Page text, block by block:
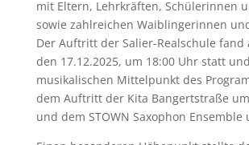
mit Eltern, Lehrkräften, Schülerinnen
sowie zahlreichen Waiblingerinnen
Der Auftritt der Salier-Realschule fand
den 17.12.2025, um 18:00 Uhr statt
musikalischen Mittelpunkt des
dem Auftritt der Kita Bangertstraße
und dem STOWN Saxophon Ensemble